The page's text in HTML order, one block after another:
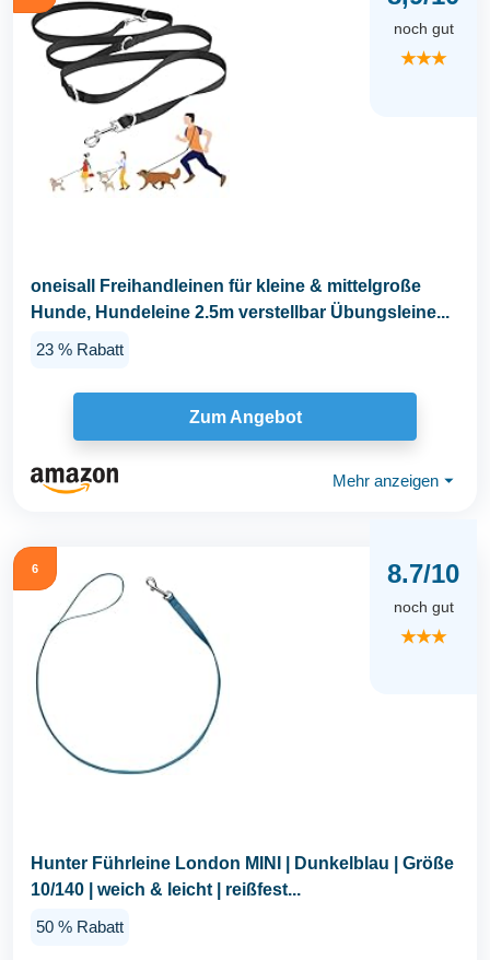
noch gut
★★★
oneisall Freihandleinen für kleine & mittelgroße
Hunde, Hundeleine 2.5m verstellbar Übungsleine...
23 % Rabatt
Zum Angebot
Mehr anzeigen ⏷
6 8.7/10
noch gut
★★★
Hunter Führleine London MINI | Dunkelblau | Größe
10/140 | weich & leicht | reißfest...
50 % Rabatt